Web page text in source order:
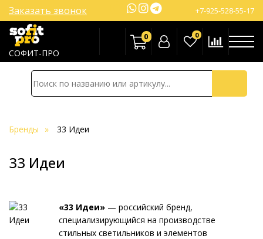
СОФИТ-ПРО
+7-925-528-55-17
Заказать звонок
0 0
Бренды 33 Идеи
33 Идеи
«33 Идеи» — российский бренд,
специализирующийся на производстве
стильных светильников и элементов